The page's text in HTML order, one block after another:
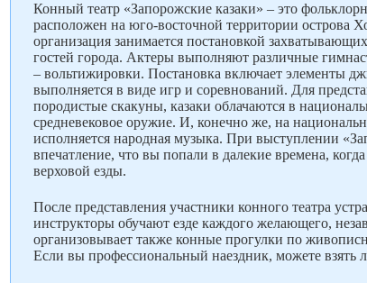
Конный театр «Запорожские казаки» – это
расположен на юго-восточной территории острова
организация занимается постановкой
гостей города. Актеры выполняют различные
– вольтижировки. Постановка включает элементы
выполняется в виде игр и соревнований. Для
породистые скакуны, казаки облачаются в
средневековое оружие. И, конечно же, на
исполняется народная музыка. При выступлении
впечатление, что вы попали в далекие времена,
верховой езды.
После представления участники конного театра
инструкторы обучают езде каждого желающего,
организовывает также конные прогулки по
Если вы профессиональный наездник, можете взять